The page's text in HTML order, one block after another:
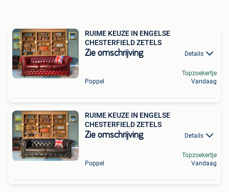
RUIME KEUZE IN ENGELSE
CHESTERFIELD ZETELS
Zie omschrijving Details
Poppel
Topzoekertje
Vandaag
RUIME KEUZE IN ENGELSE
CHESTERFIELD ZETELS
Zie omschrijving Details
Poppel
Topzoekertje
Vandaag